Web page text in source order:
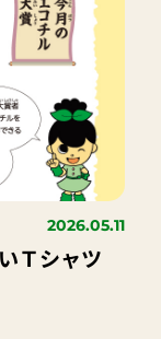
2026.05.11
Ｔシャツ